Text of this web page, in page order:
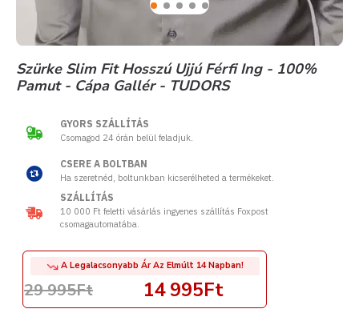
Szürke Slim Fit Hosszú Ujjú Férfi Ing - 100%
Pamut - Cápa Gallér - TUDORS
14 995Ft
A Legalacsonyabb Ár Az Elmúlt 14 Napban!
29 995Ft
GYORS SZÁLLÍTÁS
Csomagod 24 órán belül feladjuk.
CSERE A BOLTBAN
Ha szeretnéd, boltunkban kicserélheted a termékeket.
SZÁLLÍTÁS
10 000 Ft feletti vásárlás ingyenes szállítás Foxpost
csomagautomatába.